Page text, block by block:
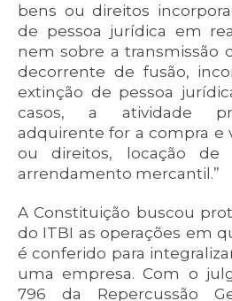
bens ou direitos
de pessoa jurídica em
nem sobre a transmissão
decorrente de fusão,
extinção de pessoa
casos, a atividade
adquirente for a compra e
ou direitos, locação de
arrendamento mercantil.”
A Constituição buscou
do ITBI as operações em
é conferido para
uma empresa. Com o
796 da Repercussão